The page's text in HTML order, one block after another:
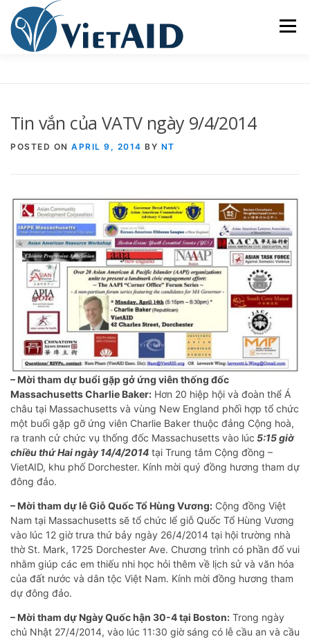
content
Menu
TRUNG TÂM CỘNG ĐỒNG SINH HOẠT
Tin vắn của VATV ngày 9/4/2014
POSTED ON APRIL 9, 2014 BY NT
– Mời tham dự buổi gặp gở ứng viên thống đốc
Massachusetts Charlie Baker: Hơn 20 hiệp hội và đoàn thể Á
châu tại Massachusetts và vùng New England phối hợp tổ chức
một buổi gặp gỡ ứng viên Charlie Baker thuộc đảng Cộng hoà,
ra tranh cử chức vụ thống đốc Massachusetts vào lúc 5:15 giờ
chiều thứ Hai ngày 14/4/2014 tại Trung tâm Cộng đồng –
VietAID, khu phố Dorchester. Kính mời quý đồng hương tham dự
đông đảo.
– Mời tham dự lễ Giỗ Quốc Tổ Hùng Vương: Cộng đồng Việt
Nam tại Massachusetts sẽ tổ chức lể giỗ Quốc Tổ Hùng Vương
vào lúc 12 giờ trưa thứ bảy ngày 26/4/2014 tại hội trường nhà
thờ St. Mark, 1725 Dorchester Ave. Chương trình có phần đố vui
nhằm giúp các em thiếu nhi học hỏi thêm về lịch sử và văn hóa
của đất nước và dân tộc Việt Nam. Kính mời đồng hương tham
dự đông đảo.
– Mời tham dự Ngày Quốc hận 30-4 tại Boston: Trong ngày
chủ Nhật 27/4/2014, vào lúc 11:30 giờ sáng có lễ cầu an và cầu